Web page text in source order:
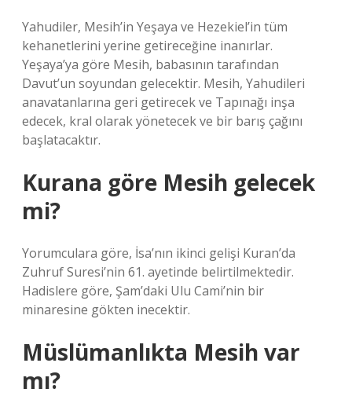
Yahudiler, Mesih’in Yeşaya ve Hezekiel’in tüm
kehanetlerini yerine getireceğine inanırlar.
Yeşaya’ya göre Mesih, babasının tarafından
Davut’un soyundan gelecektir. Mesih, Yahudileri
anavatanlarına geri getirecek ve Tapınağı inşa
edecek, kral olarak yönetecek ve bir barış çağını
başlatacaktır.
Kurana göre Mesih gelecek
mi?
Yorumculara göre, İsa’nın ikinci gelişi Kuran’da
Zuhruf Suresi’nin 61. ayetinde belirtilmektedir.
Hadislere göre, Şam’daki Ulu Cami’nin bir
minaresine gökten inecektir.
Müslümanlıkta Mesih var
mı?